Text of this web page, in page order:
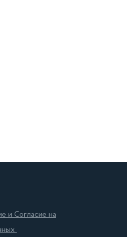
и Согласие на